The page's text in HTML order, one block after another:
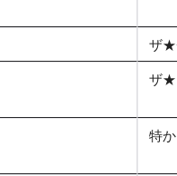
ザ★
ザ★
特